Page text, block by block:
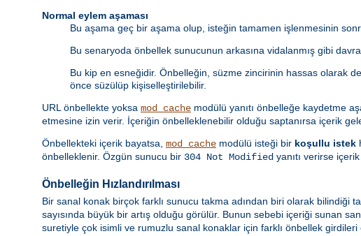
Normal eylem aşaması
Bu aşama geç bir aşama olup, isteğin tamamen işlenmesinin
Bu senaryoda önbellek sunucunun arkasına vidalanmış gibi
Bu kip en esneğidir. Önbelleğin, süzme zincirinin hassas olarak
önce süzülüp kişiselleştirilebilir.
URL önbellekte yoksa mod_cache modülü yanıtı önbelleğe kaydetme
etmesine izin verir. İçeriğin önbelleklenebilir olduğu saptanırsa içerik
Önbellekteki içerik bayatsa, mod_cache modülü isteği bir koşullu istek
önbelleklenir. Özgün sunucu bir 304 Not Modified yanıtı verirse
Önbelleğin Hızlandırılması
Bir sanal konak birçok farklı sunucu takma adından biri olarak bilindiği
sayısında büyük bir artış olduğu görülür. Bunun sebebi içeriği sunan
suretiyle çok isimli ve rumuzlu sanal konaklar için farklı önbellek